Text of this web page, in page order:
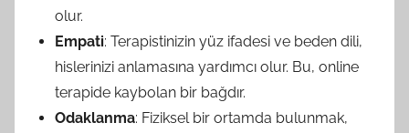
olur.
Empati: Terapistinizin yüz ifadesi ve beden dili,
hislerinizi anlamasına yardımcı olur. Bu, online
terapide kaybolan bir bağdır.
Odaklanma: Fiziksel bir ortamda bulunmak,